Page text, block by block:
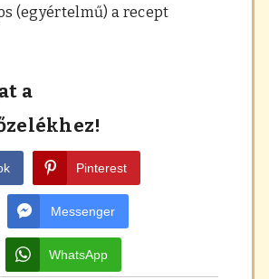
(egyértelmű) a recept
a
Pinterest
Messenger
WhatsApp